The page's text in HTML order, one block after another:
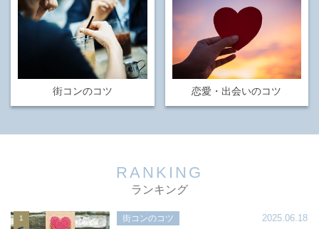
街コンのコツ 恋愛・出会いのコツ
RANKING
ランキング
1 街コンのコツ 2025.06.18